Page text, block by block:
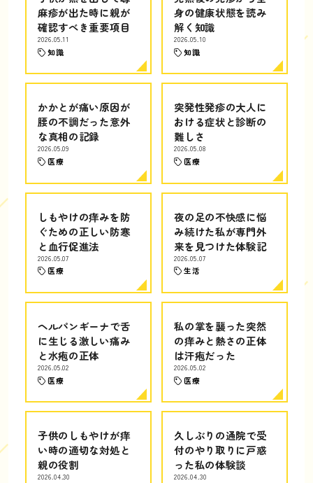
麻疹が出た時に親が
確認すべき重要項目
2026.05.11
知識
身の健康状態を読み
解く知識
2026.05.10
知識
かかとが痛い原因が
腰の不調だった意外
な真相の記録
2026.05.09
医療
突発性発疹の大人に
おける症状と診断の
難しさ
2026.05.08
医療
しもやけの痒みを防
ぐための正しい防寒
と血行促進法
2026.05.07
医療
夜の足の不快感に悩
み続けた私が専門外
来を見つけた体験記
2026.05.07
生活
ヘルパンギーナで舌
に生じる激しい痛み
と水疱の正体
2026.05.02
医療
私の掌を襲った突然
の痒みと熱さの正体
は汗疱だった
2026.05.02
医療
子供のしもやけが痒
い時の適切な対処と
親の役割
2026.04.30
久しぶりの通院で受
付のやり取りに戸惑
った私の体験談
2026.04.30